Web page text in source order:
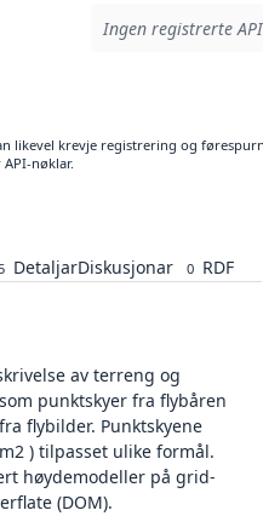
Ingen registrerte
likevel krevje registrering og
nøklar.
DetaljarDiskusjonar 0 RDF
av terreng og
punktskyer fra flybåren
flybilder. Punktskyene
) tilpasset ulike formål.
høydemodeller på grid-
(DOM).